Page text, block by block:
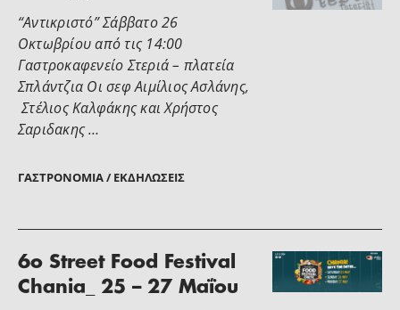
ΓΑΣΤΡΟΝΟΜΊΑ / ΕΚΔΗΛΏΣΕΙΣ
“Αντικριστό” Σάββατο 26
Οκτωβρίου από τις 14:00
Γαστροκαφενείο Στεριά – πλατεία
Σπλάντζια Οι σεφ Αιμίλιος Ασλάνης,
Στέλιος Καλφάκης και Χρήστος
Σαριδακης …
6ο Street Food Festival
Chania_ 25 – 27 Μαΐου